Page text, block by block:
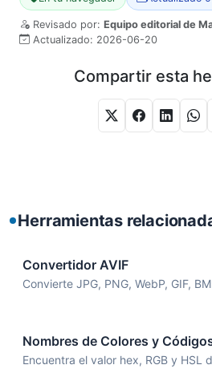
Revisado por: Equipo editorial de
Actualizado: 2026-06-20
Compartir esta
Herramientas
Convertidor AVIF
Convierte JPG, PNG, WebP, GIF,
Nombres de Colores y
Encuentra el valor hex, RGB y HSL